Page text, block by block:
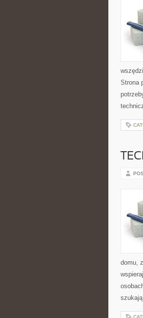
Strona
domu,